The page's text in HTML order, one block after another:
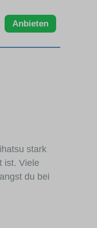
Anbieten
stark
ist. Viele
du bei